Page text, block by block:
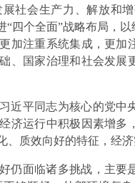
社会生产力、解放和
“四个全面”战略布局，
加注重系统集成，更
、国家治理和社会发展
近平同志为核心的党中
济运行中积极因素增
质效向好的特征，经济
仍面临诸多挑战，主要